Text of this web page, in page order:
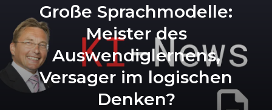
Große Sprachmodelle:
Meister des
Auswendiglernens,
Versager im logischen
Denken?